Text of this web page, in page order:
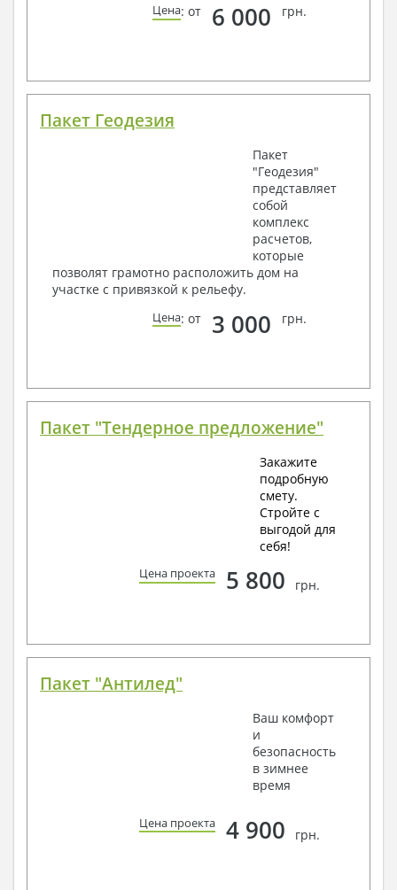
Цена: от 6 000 грн.
Пакет Геодезия
Пакет
"Геодезия"
представляет
собой
комплекс
расчетов,
которые
позволят грамотно расположить дом на
участке с привязкой к рельефу.
Цена: от 3 000 грн.
Пакет "Тендерное предложение"
Закажите
подробную
смету.
Стройте с
выгодой для
себя!
Цена проекта 5 800 грн.
Пакет "Антилед"
Ваш комфорт
и
безопасность
в зимнее
время
Цена проекта 4 900 грн.